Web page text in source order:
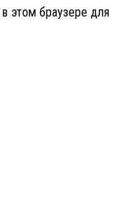
этом браузере для